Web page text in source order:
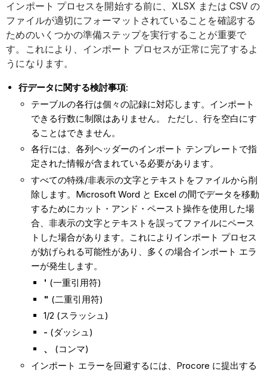
インポート プロセスを開始する前に、XLSX または CSV の
ファイルが適切にフォーマットされていることを確認する
ためのいくつかの準備ステップを実行することが重要で
す。これにより、インポート プロセスが正常に完了するよ
うになります。
行データに関する検討事項:
テーブルの各行は個々の記録に対応します。インポート
できる行数に制限はありません。 ただし、行を空白にす
ることはできません。
各行には、各列ヘッダーのインポート テンプレートで指
定された情報が含まれている必要があります。
すべての特殊/非表示の文字とテキストをファイルから削
除します。Microsoft Word と Excel の間でデータを移動
するためにカット・アンド・ペースト操作を使用した場
合、非表示の文字とテキストを誤ってファイルにペース
トした場合があります。これによりインポート プロセス
が妨げられる可能性があり、多くの場合インポート エラ
ーが発生します。
' (一重引用符)
" (二重引用符)
1/2 (スラッシュ)
- (ダッシュ)
、
(コンマ)
インポート エラーを回避するには、Procore に提出する